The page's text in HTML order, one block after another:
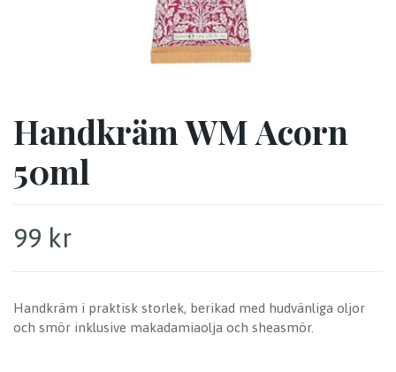
Handkräm WM Acorn
50ml
99 kr
Handkräm i praktisk storlek, berikad med hudvänliga oljor
och smör inklusive makadamiaolja och sheasmör.